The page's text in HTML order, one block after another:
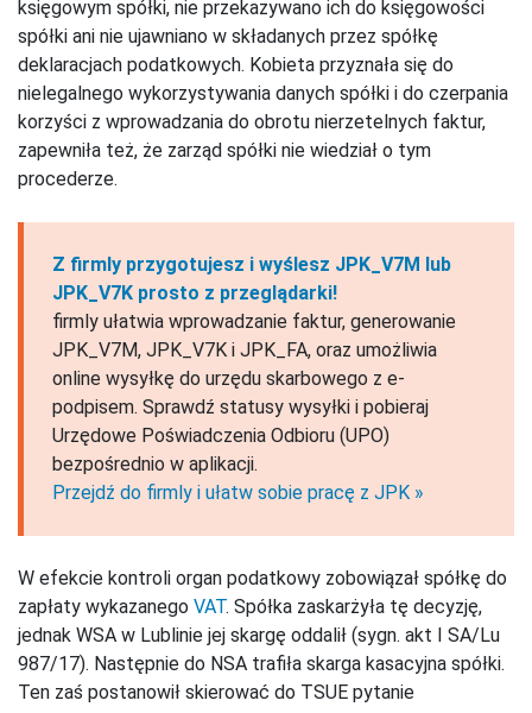
księgowym spółki, nie przekazywano ich do księgowości
spółki ani nie ujawniano w składanych przez spółkę
deklaracjach podatkowych. Kobieta przyznała się do
nielegalnego wykorzystywania danych spółki i do czerpania
korzyści z wprowadzania do obrotu nierzetelnych faktur,
zapewniła też, że zarząd spółki nie wiedział o tym
procederze.
Z firmly przygotujesz i wyślesz JPK_V7M lub
JPK_V7K prosto z przeglądarki!
firmly ułatwia wprowadzanie faktur, generowanie
JPK_V7M, JPK_V7K i JPK_FA, oraz umożliwia
online wysyłkę do urzędu skarbowego z e-
podpisem. Sprawdź statusy wysyłki i pobieraj
Urzędowe Poświadczenia Odbioru (UPO)
bezpośrednio w aplikacji.
Przejdź do firmly i ułatw sobie pracę z JPK »
W efekcie kontroli organ podatkowy zobowiązał spółkę do
zapłaty wykazanego VAT. Spółka zaskarżyła tę decyzję,
jednak WSA w Lublinie jej skargę oddalił (sygn. akt I SA/Lu
987/17). Następnie do NSA trafiła skarga kasacyjna spółki.
Ten zaś postanowił skierować do TSUE pytanie